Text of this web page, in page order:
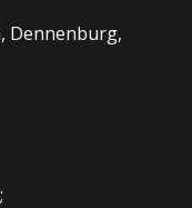
Dennenburg,